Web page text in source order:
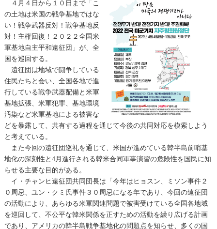
４月４日から１０日まで「こ
の土地は米国の戦争基地ではな
い！戦争武器反対！戦争基地反
対！主権回復！２０２２全国米
軍基地自主平和遠征団」が、全
国を巡回する。
遠征団は地域で闘争している
住民たちと会い、全国各地で進
行している戦争武器配備と米軍
基地拡張、米軍犯罪、基地環境
汚染など米軍基地による被害な
どを暴露して、共有する過程を通じて今後の共同対応を模索しよう
と考えている。
また今回の遠征団巡礼を通じて、米国が進めている韓半島前哨基
地化の深刻性と4月進行される韓米合同軍事演習の危険性を国民に知
らせる主要な目的がある。
イ・チャンヒ遠征団共同団長は「今年はヒョスン、ミソン事件２
０周忌、ユン・クミ氏事件３０周忌になる年であり、今回の遠征団
の活動により、あらゆる米軍関連問題で被害受けている全国各地域
を巡回して、不公平な韓米関係を正すための活動を繰り広げる計画
であり、アメリカの韓半島戦争基地化の問題点を知らせ、多くの国